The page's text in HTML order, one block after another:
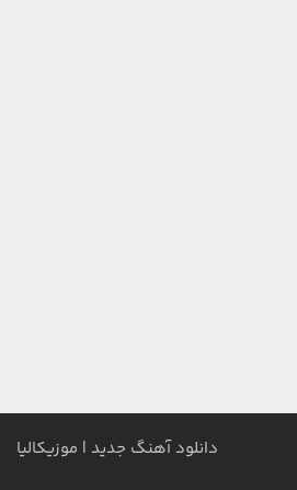
دانلود آهنگ جدید | موزیکالیا